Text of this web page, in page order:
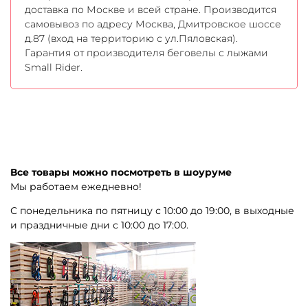
доставка по Москве и всей стране. Производится
самовывоз по адресу Москва, Дмитровское шоссе
д.87 (вход на территорию с ул.Пяловская).
Гарантия от производителя беговелы с лыжами
Small Rider.
Все товары можно посмотреть в шоуруме
Мы работаем ежедневно!
С понедельника по пятницу с 10:00 до 19:00, в выходные
и праздничные дни с 10:00 до 17:00.